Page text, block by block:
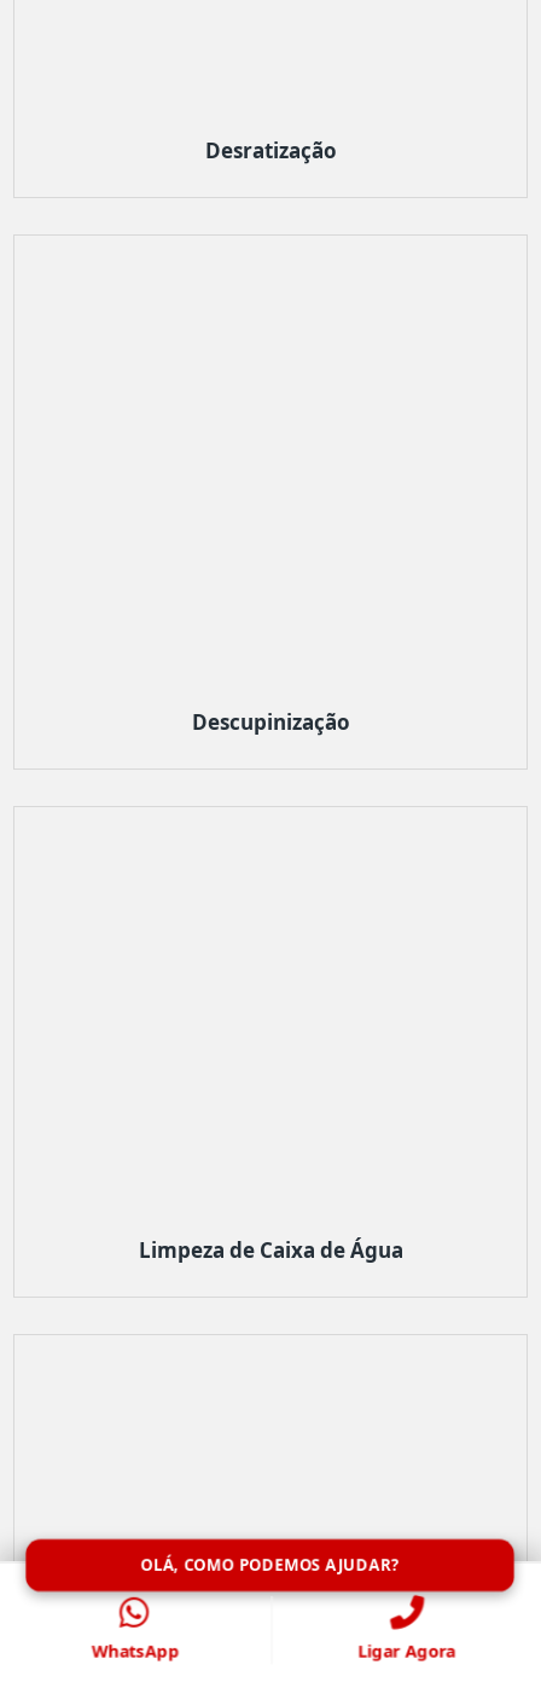
Desratização
Descupinização
Limpeza de Caixa de Água
OLÁ, COMO PODEMOS AJUDAR?
WhatsApp Ligar Agora